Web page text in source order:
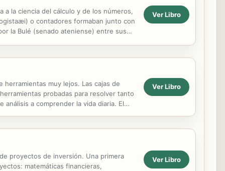
a la ciencia del cálculo y de los números,
o contadores formaban junto con
la Bulé (senado ateniense) entre sus
Ver Libro
muy lejos. Las cajas de
probadas para resolver tanto
a comprender la vida diaria. El
Ver Libro
proyectos de inversión. Una primera
matemáticas financieras,
Ver Libro